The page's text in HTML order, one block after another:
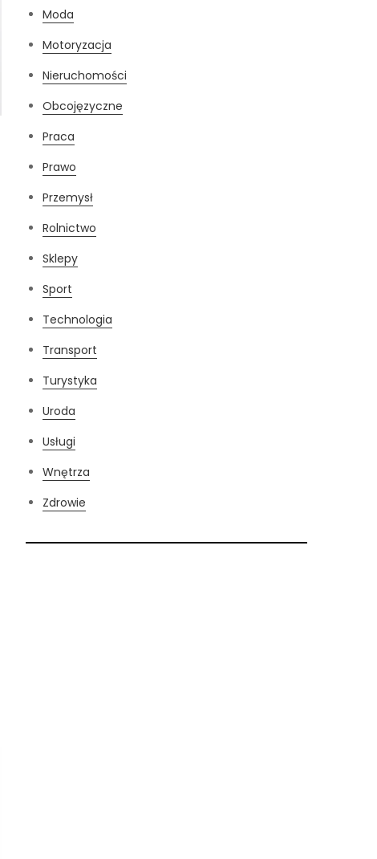
Moda
Motoryzacja
Nieruchomości
Obcojęzyczne
Praca
Prawo
Przemysł
Rolnictwo
Sklepy
Sport
Technologia
Transport
Turystyka
Uroda
Usługi
Wnętrza
Zdrowie